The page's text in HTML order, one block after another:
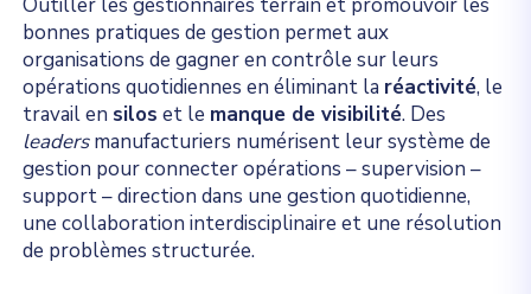
bonnes pratiques de gestion permet aux
organisations de gagner en contrôle sur leurs
opérations quotidiennes en éliminant la réactivité, le
travail en silos et le manque de visibilité. Des
leadersmanufacturiers numérisent leur système de
gestion pour connecter opérations – supervision –
support – direction dans une gestion quotidienne,
une collaboration interdisciplinaire et une résolution
de problèmes structurée.